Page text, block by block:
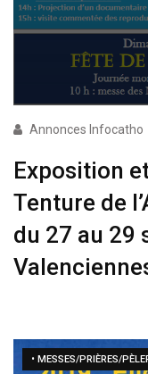
Annonces Infocatho
Exposition
Tenture de
du 27 au 29
• MESSES/PRIÈRES/